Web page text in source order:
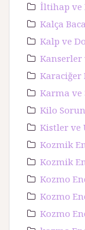
İltihap ve
Kalça
Kalp ve
Kanserler
Karaciğer
Karma ve
Kilo
Kistler ve
Kozmik
Kozmik
Kozmo
Kozmo
Kozmo